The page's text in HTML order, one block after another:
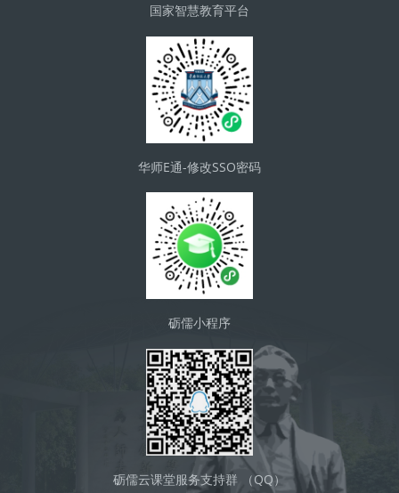
国家智慧教育平台
华师E通-修改SSO密码
砺儒小程序
砺儒云课堂服务支持群 （QQ）